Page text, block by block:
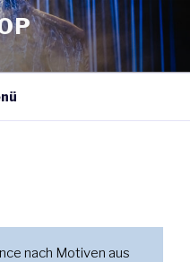
nach Motiven aus